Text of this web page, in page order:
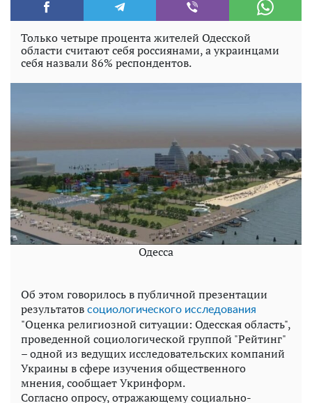
Только четыре процента жителей Одесской
области считают себя россиянами, а украинцами
себя назвали 86% респондентов.
Одесса
Об этом говорилось в публичной презентации
результатов социологического исследования
"Оценка религиозной ситуации: Одесская область",
проведенной социологической группой "Рейтинг"
– одной из ведущих исследовательских компаний
Украины в сфере изучения общественного
мнения, сообщает Укринформ.
Согласно опросу, отражающему социально-